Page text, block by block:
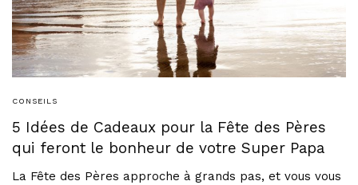
CONSEILS
5 Idées de Cadeaux pour la Fête des Pères
qui feront le bonheur de votre Super Papa
La Fête des Pères approche à grands pas, et vous vous